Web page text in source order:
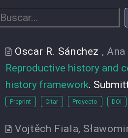
Oscar R. Sánchez ,
Reproductive history and
history framework.
Preprint Citar Proyecto DOI
Vojtěch Fiala,